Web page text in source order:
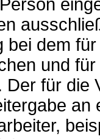
bei dem
und
Der für die
an